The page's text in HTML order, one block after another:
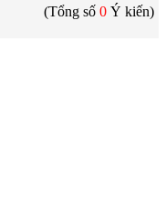
(Tổng số 0 Ý kiến)